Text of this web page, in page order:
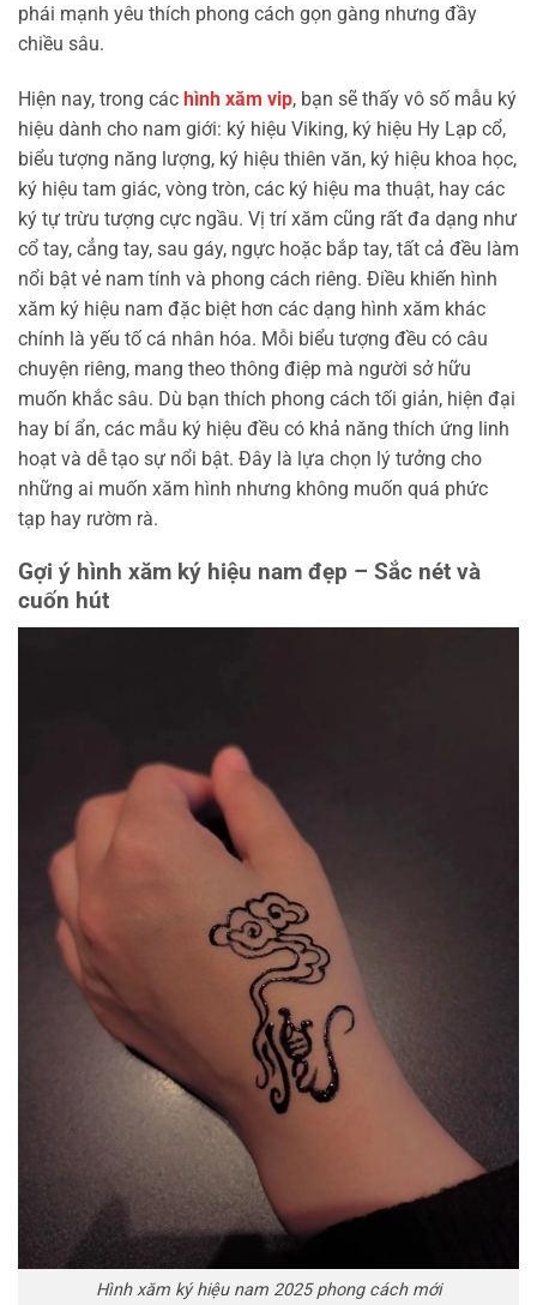
phái mạnh yêu thích phong cách gọn gàng nhưng đầy
chiều sâu.
Hiện nay, trong các hình xăm vip, bạn sẽ thấy vô số mẫu ký
hiệu dành cho nam giới: ký hiệu Viking, ký hiệu Hy Lạp cổ,
biểu tượng năng lượng, ký hiệu thiên văn, ký hiệu khoa học,
ký hiệu tam giác, vòng tròn, các ký hiệu ma thuật, hay các
ký tự trừu tượng cực ngầu. Vị trí xăm cũng rất đa dạng như
cổ tay, cẳng tay, sau gáy, ngực hoặc bắp tay, tất cả đều làm
nổi bật vẻ nam tính và phong cách riêng. Điều khiến hình
xăm ký hiệu nam đặc biệt hơn các dạng hình xăm khác
chính là yếu tố cá nhân hóa. Mỗi biểu tượng đều có câu
chuyện riêng, mang theo thông điệp mà người sở hữu
muốn khắc sâu. Dù bạn thích phong cách tối giản, hiện đại
hay bí ẩn, các mẫu ký hiệu đều có khả năng thích ứng linh
hoạt và dễ tạo sự nổi bật. Đây là lựa chọn lý tưởng cho
những ai muốn xăm hình nhưng không muốn quá phức
tạp hay rườm rà.
Gợi ý hình xăm ký hiệu nam đẹp – Sắc nét và
cuốn hút
Hình xăm ký hiệu nam 2025 phong cách mới